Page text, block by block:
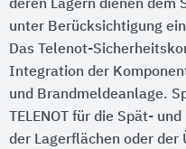
deren Lagern dienen dem
unter Berücksichtigung
Das Telenot-
Integration der
und Brandmeldeanlage.
TELENOT für die Spät-
der Lagerflächen oder der